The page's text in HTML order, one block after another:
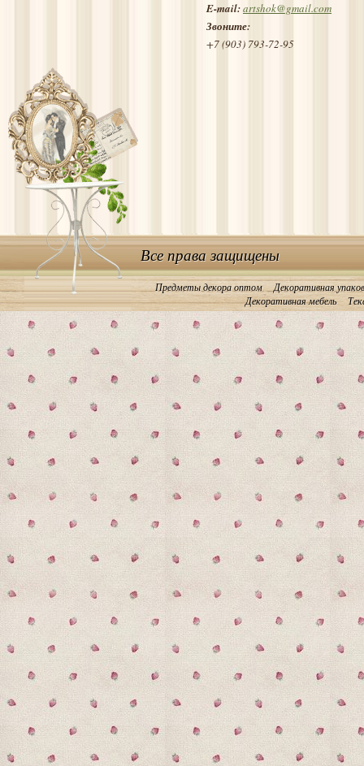
Предметы декора оптом
Декоративная
Декоративная мебель
E-mail:artshok@gmail.com
Звоните:
+7 (903) 793-72-95
Все права защищены